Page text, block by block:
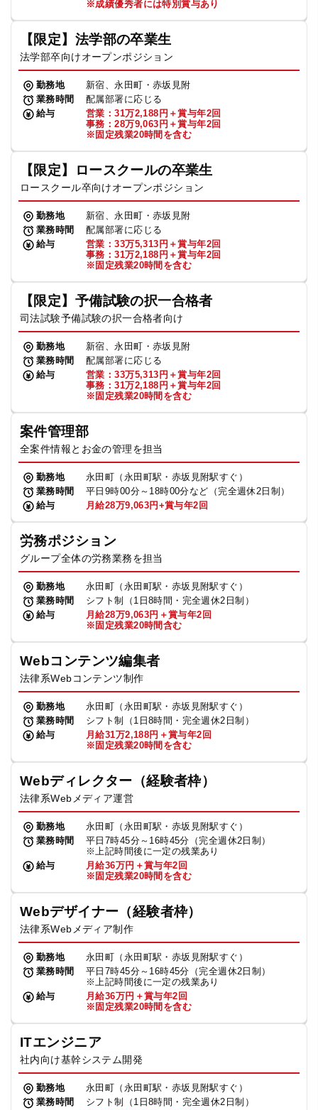
※成績優秀者には特別賞与あり
【限定】法学部の卒業生
法学部卒向けオープンポジション
勤務地
新宿、永田町・赤坂見附
業務時間
配属部署に応じる
給与
営業：31万2,188円＋賞与年2回
事務：28万9,063円＋賞与年2回
※固定残業20時間を含む
【限定】ロースクールの卒業生
ロースクール卒向けオープンポジション
勤務地
新宿、永田町・赤坂見附
業務時間
配属部署に応じる
給与
営業：33万5,313円＋賞与年2回
事務：31万2,188円＋賞与年2回
※固定残業20時間を含む
【限定】予備試験の択一合格者
司法試験予備試験の択一合格者向け
勤務地
新宿、永田町・赤坂見附
業務時間
配属部署に応じる
給与
営業：33万5,313円＋賞与年2回
事務：31万2,188円＋賞与年2回
※固定残業20時間を含む
案件管理部
全案件情報とお金の管理を担当
勤務地
永田町（永田町駅・赤坂見附駅すぐ）
業務時間
平日9時00分～18時00分など（完全週休2日制）
給与
月給28万9,063円+賞与年2回
労務ポジション
グループ全体の労務業務を担当
勤務地
永田町（永田町駅・赤坂見附駅すぐ）
業務時間
シフト制（1日8時間・完全週休2日制）
給与
月給28万9,063円＋賞与年2回
※固定残業20時間含む
Webコンテンツ編集者
法律系Webコンテンツ制作
勤務地
永田町（永田町駅・赤坂見附駅すぐ）
業務時間
シフト制（1日8時間・完全週休2日制）
給与
月給31万2,188円＋賞与年2回
※固定残業20時間を含む
Webディレクター（経験者枠）
法律系Webメディア運営
勤務地
永田町（永田町駅・赤坂見附駅すぐ）
業務時間
平日7時45分～16時45分（完全週休2日制）
※上記時間後に一定の残業あり
給与
月給36万円＋賞与年2回
※固定残業20時間を含む
Webデザイナー（経験者枠）
法律系Webメディア制作
勤務地
永田町（永田町駅・赤坂見附駅すぐ）
業務時間
平日7時45分～16時45分（完全週休2日制）
※上記時間後に一定の残業あり
給与
月給36万円＋賞与年2回
※固定残業20時間を含む
ITエンジニア
社内向け基幹システム開発
勤務地
永田町（永田町駅・赤坂見附駅すぐ）
業務時間
シフト制（1日8時間・完全週休2日制）